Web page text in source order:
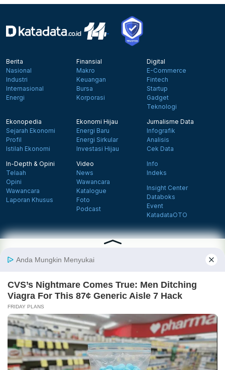
Berita
Nasional
Industri
Internasional
Energi
Finansial
Makro
Keuangan
Bursa
Korporasi
Digital
E-Commerce
Fintech
Startup
Gadget
Teknologi
Ekonopedia
Sejarah Ekonomi
Profil
Istilah Ekonomi
Ekonomi Hijau
Energi Baru
Energi Sirkular
Investasi Hijau
Jurnalisme Data
Infografik
Analisis
Cek Data
In-Depth & Opini
Telaah
Opini
Wawancara
Laporan Khusus
Video
News
Wawancara
Katalogue
Foto
Podcast
Info
Indeks
Insight Center
Databoks
Event
KatadataOTO
Follow us on Facebook
Follow us on X
Follow us on Instagram
Follow us on
Tentang Katadata Advertising Karier Pedoman Media Siber
Kebijakan Privasi Disclaimer Hubungi Kami